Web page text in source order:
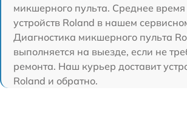
микшерного пульта. Среднее
устройств Roland в нашем
Диагностика микшерного пульта
выполняется на выезде, если не
ремонта. Наш курьер доставит
Roland и обратно.